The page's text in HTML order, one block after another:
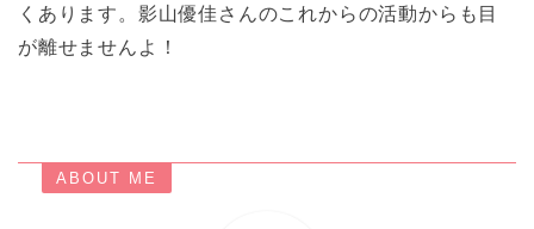
くあります。影山優佳さんのこれからの活動からも目
が離せませんよ！
ABOUT ME